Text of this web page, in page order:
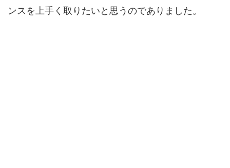
ンスを上手く取りたいと思うのでありました。